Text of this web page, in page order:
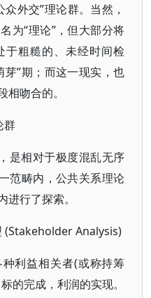
外交”理论群。当然，
为“理论”，但大部分将
粗糙的、未经时间检
”期；而这一现实，也
吻合的。
群
是相对于极度混乱无序
范畴内，公共关系理论
行了探索。
(Stakeholder Analysis)
利益相关者(或称持筹
的完成，利润的实现。